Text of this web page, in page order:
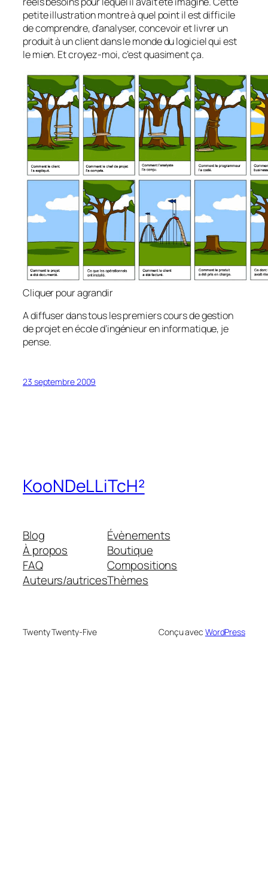
petite illustration montre à quel point il est difficile
de comprendre, d’analyser, concevoir et livrer un
produit à un client dans le monde du logiciel qui est
le mien. Et croyez-moi, c’est quasiment ça.
Cliquer pour agrandir
A diffuser dans tous les premiers cours de gestion
de projet en école d’ingénieur en informatique, je
pense.
23 septembre 2009
KooNDeLLiTcH²
Blog
À propos
FAQ
Auteurs/autrices
Évènements
Boutique
Compositions
Thèmes
Twenty Twenty-Five Conçu avec WordPress